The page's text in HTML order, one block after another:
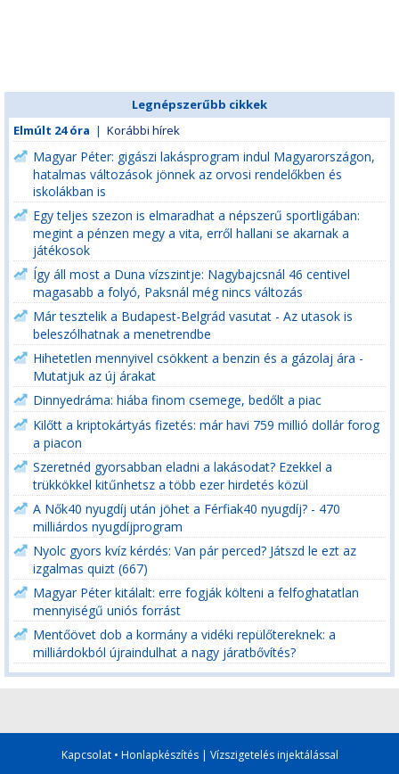
Legnépszerűbb cikkek
Elmúlt 24 óra | Korábbi hírek
Magyar Péter: gigászi lakásprogram indul Magyarországon,
hatalmas változások jönnek az orvosi rendelőkben és
iskolákban is
Egy teljes szezon is elmaradhat a népszerű sportligában:
megint a pénzen megy a vita, erről hallani se akarnak a
játékosok
Így áll most a Duna vízszintje: Nagybajcsnál 46 centivel
magasabb a folyó, Paksnál még nincs változás
Már tesztelik a Budapest-Belgrád vasutat - Az utasok is
beleszólhatnak a menetrendbe
Hihetetlen mennyivel csökkent a benzin és a gázolaj ára -
Mutatjuk az új árakat
Dinnyedráma: hiába finom csemege, bedőlt a piac
Kilőtt a kriptokártyás fizetés: már havi 759 millió dollár forog
a piacon
Szeretnéd gyorsabban eladni a lakásodat? Ezekkel a
trükkökkel kitűnhetsz a több ezer hirdetés közül
A Nők40 nyugdíj után jöhet a Férfiak40 nyugdíj? - 470
milliárdos nyugdíjprogram
Nyolc gyors kvíz kérdés: Van pár perced? Játszd le ezt az
izgalmas quizt (667)
Magyar Péter kitálalt: erre fogják költeni a felfoghatatlan
mennyiségű uniós forrást
Mentőövet dob a kormány a vidéki repülőtereknek: a
milliárdokból újraindulhat a nagy járatbővítés?
Kapcsolat• Honlapkészítés| Vízszigetelés injektálással